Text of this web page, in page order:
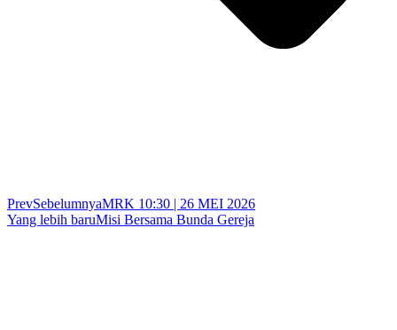
PrevSebelumnyaMRK 10:30 | 26 MEI 2026
Yang lebih baruMisi Bersama Bunda Gereja